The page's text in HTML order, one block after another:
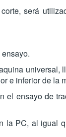
será
universal,
e inferior de la
el ensayo de
la PC, al igual